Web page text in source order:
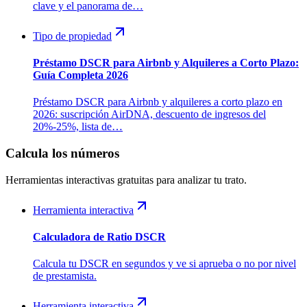
clave y el panorama de…
Tipo de propiedad
Préstamo DSCR para Airbnb y Alquileres a Corto Plazo:
Guía Completa 2026
Préstamo DSCR para Airbnb y alquileres a corto plazo en
2026: suscripción AirDNA, descuento de ingresos del
20%-25%, lista de…
Calcula los números
Herramientas interactivas gratuitas para analizar tu trato.
Herramienta interactiva
Calculadora de Ratio DSCR
Calcula tu DSCR en segundos y ve si aprueba o no por nivel
de prestamista.